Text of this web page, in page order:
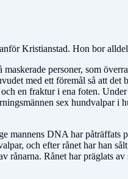
Kristianstad. Hon bor
personer, som
med ett föremål så att
en fraktur i ena foten.
sex hundvalpar
mannens DNA har
och efter rånet har han
Rånet har präglats